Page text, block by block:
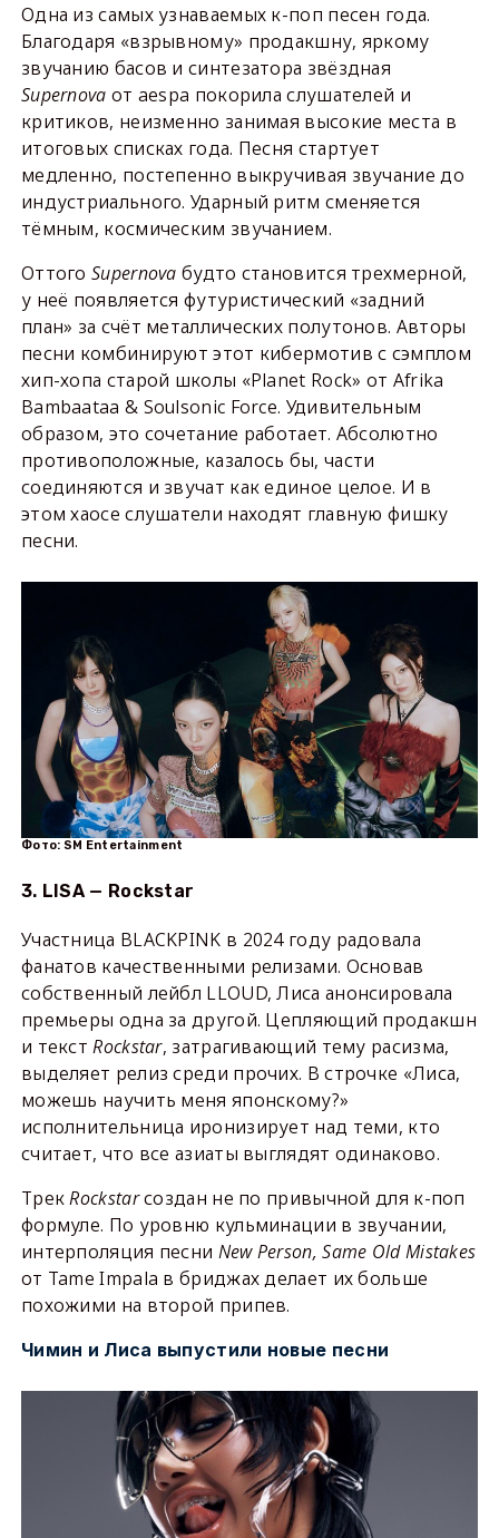
Одна из самых узнаваемых к-поп песен года.
Благодаря «взрывному» продакшну, яркому
звучанию басов и синтезатора звёздная
Supernova от aespa покорила слушателей и
критиков, неизменно занимая высокие места в
итоговых списках года. Песня стартует
медленно, постепенно выкручивая звучание до
индустриального. Ударный ритм сменяется
тёмным, космическим звучанием.
ОттогоSupernova будто становится трехмерной,
у неё появляется футуристический «задний
план» за счёт металлических полутонов. Авторы
песни комбинируют этот кибермотив с сэмплом
хип-хопа старой школы «Planet Rock» от Afrika
Bambaataa & Soulsonic Force. Удивительным
образом, это сочетание работает. Абсолютно
противоположные, казалось бы, части
соединяются и звучат как единое целое. И в
этом хаосе слушатели находят главную фишку
песни.
Фото: SM Entertainment
3. LISA — Rockstar
Участница BLACKPINK в 2024 году радовала
фанатов качественными релизами. Основав
собственный лейбл LLOUD, Лиса анонсировала
премьеры одна за другой. Цепляющий продакшн
и текстRockstar, затрагивающий тему расизма,
выделяет релиз среди прочих. В строчке «Лиса,
можешь научить меня японскому?»
исполнительница иронизирует над теми, кто
считает, что все азиаты выглядят одинаково.
ТрекRockstarсоздан не по привычной для к-поп
формуле. По уровню кульминации в звучании,
интерполяция песни New Person, Same Old Mistakes
от Tame Impala в бриджах делает их больше
похожими на второй припев.
Чимин и Лиса выпустили новые песни